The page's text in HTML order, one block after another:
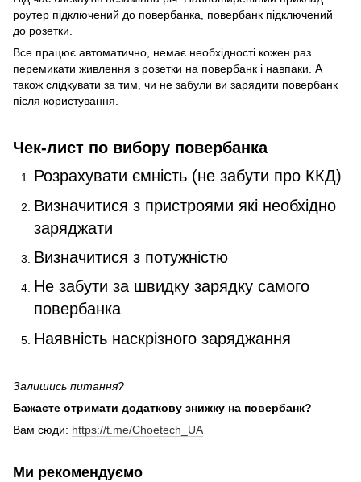
роутер підключений до повербанка, повербанк підключений
до розетки.
Все працює автоматично, немає необхідності кожен раз
перемикати живлення з розетки на повербанк і навпаки. А
також слідкувати за тим, чи не забули ви зарядити повербанк
після користування.
Чек-лист по вибору повербанка
Розрахувати ємність (не забути про ККД)
Визначитися з пристроями які необхідно
заряджати
Визначитися з потужністю
Не забути за швидку зарядку самого
повербанка
Наявність наскрізного заряджання
Залишись питання?
Бажаєте отримати додаткову знижку на повербанк?
Вам сюди: https://t.me/Choetech_UA
Ми рекомендуємо